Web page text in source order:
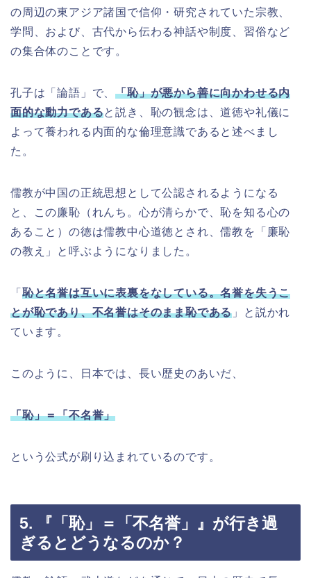
の周辺の東アジア諸国で信仰・研究されていた宗教、
学問、および、古代から伝わる神話や制度、習俗など
の集合体のことです。
孔子は「論語」で、「恥」が悪から善に向かわせる内
面的な動力であると説き、恥の観念は、道徳や礼儀に
よって養われる内面的な倫理意識であると述べまし
た。
儒教が中国の正統思想として公認されるようになる
と、この廉恥（れんち。心が清らかで、恥を知る心の
あること）の徳は儒教中心道徳とされ、儒教を「廉恥
の教え」と呼ぶようになりました。
「 恥と名誉は互いに表裏をなしている。名誉を失うこ
とが恥であり、不名誉はそのまま恥である 」と説かれ
ています。
このように、日本では、長い歴史のあいだ、
「恥」＝「不名誉」
という公式が刷り込まれているのです。
5. 『「恥」＝「不名誉」』が行き過
ぎるとどうなるのか？